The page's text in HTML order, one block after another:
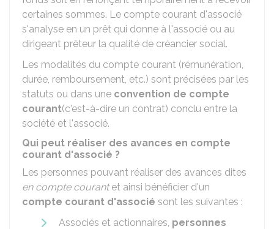
certaines sommes. Le compte courant d'associé
s'analyse en un prêt qui donne à l'associé ou au
dirigeant prêteur la qualité de créancier social.
Les modalités du compte courant (rémunération,
durée, remboursement, etc.) sont précisées par les
statuts ou dans une convention de compte
courant(c'est-à-dire un contrat) conclu entre la
société et l'associé.
Qui peut réaliser des avances en compte
courant d'associé ?
Les personnes pouvant réaliser des avances dites
en compte courantet ainsi bénéficier d'un
compte courant d'associé sont les suivantes :
Associés et actionnaires, personnes